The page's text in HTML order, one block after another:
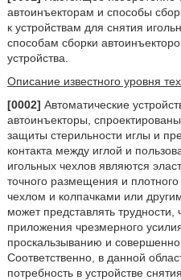
автоинъекторам и способы
к устройствам для снятия
способам сборки
устройства.
Описание известного уровня
[0002] Автоматические
автоинъекторы,
защиты стерильности иглы и
контакта между иглой и
игольных чехлов являются
точного размещения и
чехлом и колпачками или
может представлять
приложения чрезмерного
проскальзыванию и
Соответственно, в данной
потребность в устройстве